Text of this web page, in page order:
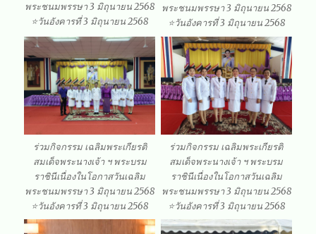
พระชนมพรรษา 3 มิถุนายน 2568
⭐วันอังคารที่ 3 มิถุนายน 2568
พระชนมพรรษา 3 มิถุนายน 2568
⭐️วันอังคารที่ 3 มิถุนายน 2568
ร่วมกิจกรรม เฉลิมพระเกียรติ
สมเด็จพระนางเจ้า ฯ พระบรม
ราชินีเนื่องในโอกาสวันเฉลิม
พระชนมพรรษา 3 มิถุนายน 2568
⭐️วันอังคารที่ 3 มิถุนายน 2568
ร่วมกิจกรรม เฉลิมพระเกียรติ
สมเด็จพระนางเจ้า ฯ พระบรม
ราชินีเนื่องในโอกาสวันเฉลิม
พระชนมพรรษา 3 มิถุนายน 2568
⭐️วันอังคารที่ 3 มิถุนายน 2568